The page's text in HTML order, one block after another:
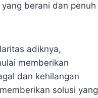
berani dan penuh
adiknya,
memberikan
dan kehilangan
solusi yang